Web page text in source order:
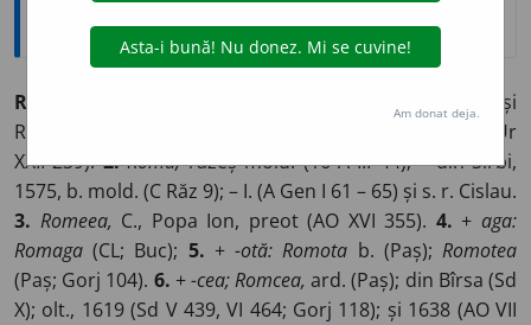
Enciclopedice
ROM
temă comună de la: Roman, Romano, Romil și
Romul, lat.
(Ur
XXII 239).2. Roma,răzeș mold. (16 A III 44); – din Sîrbi,
1575, b. mold. (C Răz 9); – I. (A Gen I 61 – 65) și s. r. Cislau.
3. Romeea, C., Popa Ion, preot (AO XVI 355). 4. +aga:
Romaga (CL; Buc); 5. +-otă: Romota b. (Paș);Romotea
(Paș; Gorj 104). 6. +-cea;Romcea, ard. (Paș); din Bîrsa (Sd
X); olt., 1619 (Sd V 439, VI 464; Gorj 118); și 1638 (AO VII
Am donat deja.